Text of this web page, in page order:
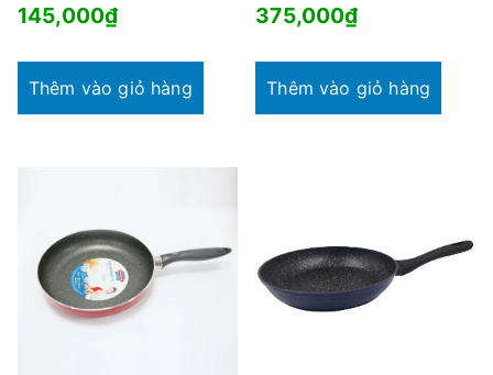
145,000₫
Thêm vào giỏ hàng
375,000₫
Thêm vào giỏ hàng